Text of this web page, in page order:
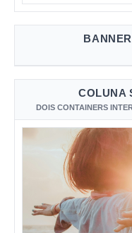
COLUNA
DOIS CONTAINERS